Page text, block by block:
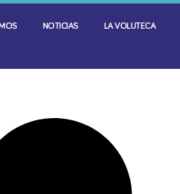
NOTICIAS LA VOLUTECA